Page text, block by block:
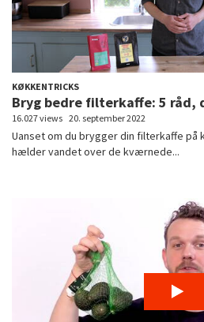
KØKKENTRICKS
Bryg bedre filterkaffe: 5 råd,
16.027 views 20. september 2022
Uanset om du brygger din filterkaffe på
hælder vandet over de kværnede...